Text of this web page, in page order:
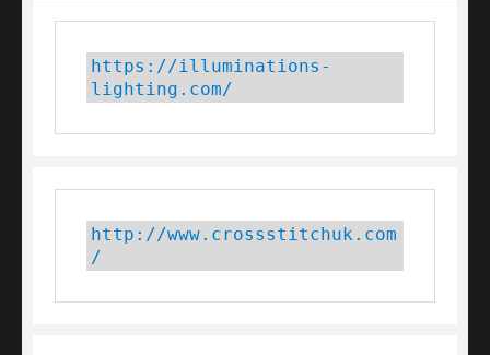
https://illuminations-
lighting.com/
http://www.crossstitchuk.com
/